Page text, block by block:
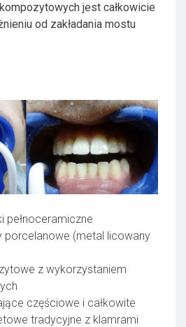
jest całkowicie
od zakładania mostu
pełnoceramiczne
porcelanowe (metal licowany
z wykorzystaniem
częściowe i całkowite
tradycyjne z klamrami